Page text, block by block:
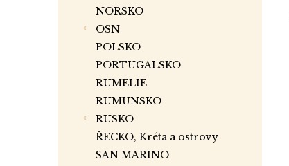
NORSKO
OSN
POLSKO
PORTUGALSKO
RUMELIE
RUMUNSKO
RUSKO
ŘECKO, Kréta a ostrovy
SAN MARINO